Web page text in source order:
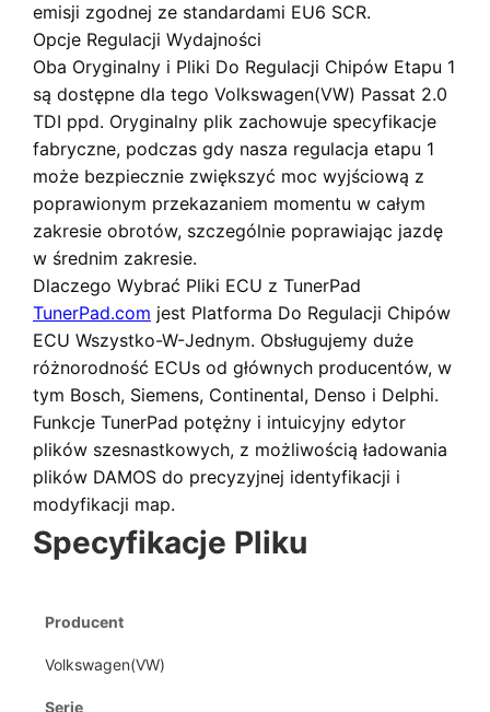
emisji zgodnej ze standardami EU6 SCR.
Opcje Regulacji Wydajności
Oba Oryginalny i Pliki Do Regulacji Chipów Etapu 1
są dostępne dla tego Volkswagen(VW) Passat 2.0
TDI ppd. Oryginalny plik zachowuje specyfikacje
fabryczne, podczas gdy nasza regulacja etapu 1
może bezpiecznie zwiększyć moc wyjściową z
poprawionym przekazaniem momentu w całym
zakresie obrotów, szczególnie poprawiając jazdę
w średnim zakresie.
Dlaczego Wybrać Pliki ECU z TunerPad
TunerPad.com jest Platforma Do Regulacji Chipów
ECU Wszystko-W-Jednym. Obsługujemy duże
różnorodność ECUs od głównych producentów, w
tym Bosch, Siemens, Continental, Denso i Delphi.
Funkcje TunerPad potężny i intuicyjny edytor
plików szesnastkowych, z możliwością ładowania
plików DAMOS do precyzyjnej identyfikacji i
modyfikacji map.
Specyfikacje Pliku
Producent
Volkswagen(VW)
Serie